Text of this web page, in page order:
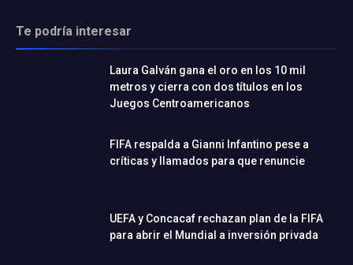
Te podría interesar
Laura Galván gana el oro en los 10 mil
metros y cierra con dos títulos en los
Juegos Centroamericanos
FIFA respalda a Gianni Infantino pese a
críticas y llamados para que renuncie
UEFA y Concacaf rechazan plan de la FIFA
para abrir el Mundial a inversión privada